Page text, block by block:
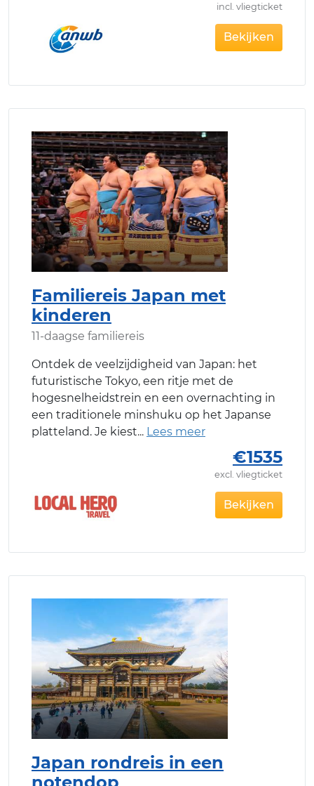
incl. vliegticket
Bekijken
Familiereis Japan met
kinderen
11-daagse familiereis
Ontdek de veelzijdigheid van Japan: het
futuristische Tokyo, een ritje met de
hogesnelheidstrein en een overnachting in
een traditionele minshuku op het Japanse
platteland. Je kiest
€1535
excl. vliegticket
Bekijken
Japan rondreis in een